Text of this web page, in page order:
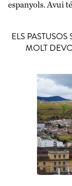
espanyols. Avui
ELS
MOLT